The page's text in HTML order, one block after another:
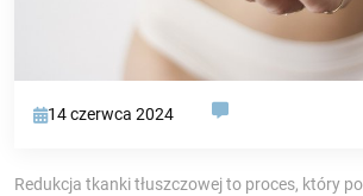
14 czerwca 2024
Redukcja tkanki tłuszczowej to proces, który